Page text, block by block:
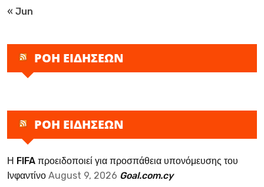
« Jun
ΡΟΗ ΕΙΔΗΣΕΩΝ
ΡΟΗ ΕΙΔΗΣΕΩΝ
Η FIFA προειδοποιεί για προσπάθεια υπονόμευσης του
Ινφαντίνο August 9, 2026 Goal.com.cy